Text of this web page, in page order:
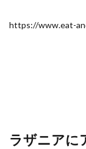
https://www.eat-
ラザニアに